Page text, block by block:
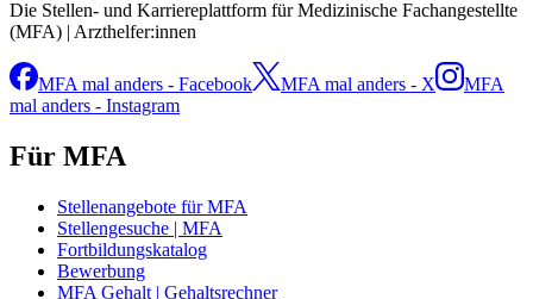
Die Stellen- und Karriereplattform für Medizinische Fachangestellte
(MFA) | Arzthelfer:innen
MFA mal anders - Facebook MFA mal anders - X
MFA
mal anders - Instagram
Für MFA
Stellenangebote für MFA
Stellengesuche | MFA
Fortbildungskatalog
Bewerbung
MFA Gehalt | Gehaltsrechner